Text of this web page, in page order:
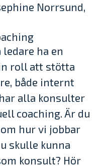
Norrsund,
ha en
roll att stötta
både internt
alla konsulter
coaching. Är du
hur vi jobbar
skulle kunna
konsult? Hör